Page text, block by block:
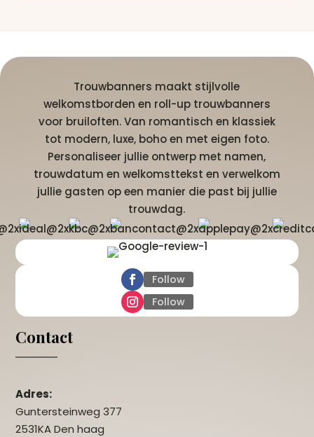
Trouwbanners maakt stijlvolle
welkomstborden en roll-up trouwbanners
voor bruiloften. Van romantisch en klassiek
tot modern, luxe, boho en met eigen foto.
Personaliseer jullie ontwerp met namen,
trouwdatum en welkomsttekst en verwelkom
jullie gasten op een manier die past bij jullie
trouwdag.
Follow
Follow
Contact
Adres:
Guntersteinweg 377
2531KA Den haag